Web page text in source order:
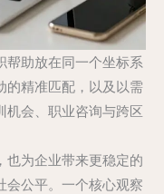
帮助放在同一个坐标系
的精准匹配，以及以需
机会、职业咨询与跨区
也为企业带来更稳定的
会公平。一个核心观察